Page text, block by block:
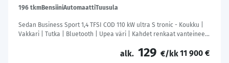
196 tkmBensiiniAutomaattiTuusula
Sedan Business Sport 1,4 TFSI COD 110 kW ultra S tronic - Koukku |
Vakkari | Tutka | Bluetooth | Upea väri | Kahdet renkaat vanteineen
alk. 129 €/kk11 900 €